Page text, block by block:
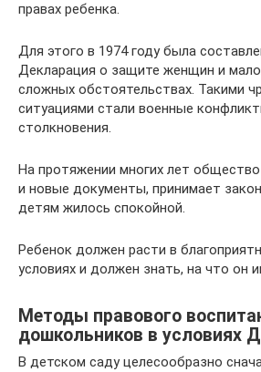
правах ребенка.
Для этого в 1974 году была
Декларация о защите женщин и
сложных обстоятельствах. Такими
ситуациями стали военные
столкновения.
На протяжении многих лет
и новые документы, принимает
детям жилось спокойной.
Ребенок должен расти в
условиях и должен знать, на что он
Методы правового
дошкольников в условиях
В детском саду целесообразно